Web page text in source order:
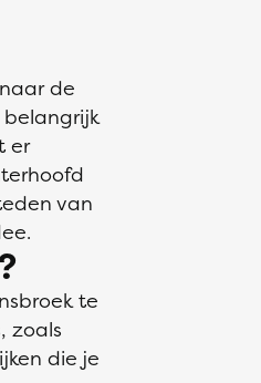
de
er
van
te
zoals
die je